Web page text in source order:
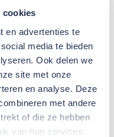
cookies
en advertenties te
media te bieden
Ook delen we
site met onze
en analyse. Deze
met andere
of die ze hebben
van hun services.
bedrijven
starten,
VDL Groep, NXP,
AAE,